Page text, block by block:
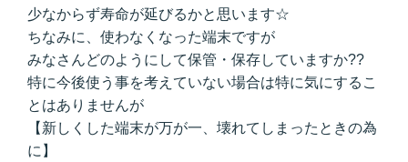
少なからず寿命が延びるかと思います☆
ちなみに、使わなくなった端末ですが
みなさんどのようにして保管・保存していますか??
特に今後使う事を考えていない場合は特に気にするこ
とはありませんが
【新しくした端末が万が一、壊れてしまったときの為
に】